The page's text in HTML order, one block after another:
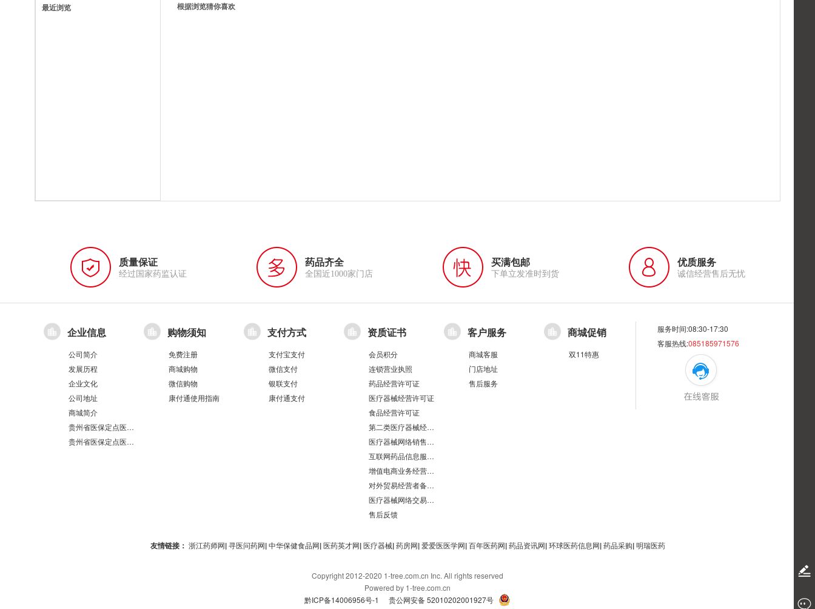
最近浏览 根据浏览猜你喜欢
质量保证
经过国家药监认证
药品齐全
全国近1000家门店
买满包邮
下单立发准时到货
优质服务
诚信经营售后无忧
企业信息
公司简介
发展历程
企业文化
公司地址
商城简介
贵州省医保定点医疗机构医保服务情况表（第551分店）
贵州省医保定点医疗机构医保服务情况表（第100分店）
购物须知
免费注册
商城购物
微信购物
康付通使用指南
支付方式
支付宝支付
微信支付
银联支付
康付通支付
资质证书
会员积分
连锁营业执照
药品经营许可证
医疗器械经营许可证
食品经营许可证
第二类医疗器械经营备案凭证
医疗器械网络销售备案
互联网药品信息服务资格证书
增值电商业务经营许可证
对外贸易经营者备案登记表/海关报关单位注册登记证书
医疗器械网络交易服务第三方平台备案凭证
售后反馈
客户服务
商城客服
门店地址
售后服务
商城促销
双11特惠
服务时间:08:30-17:30
客服热线:085185971576
友情链接： 浙江药师网| 寻医问药网| 中华保健食品网| 医药英才网| 医疗器械| 药房网| 爱爱医医学网| 百年医药网| 药品资讯网| 环球医药信息网| 药品采购| 明瑞医药
Copyright 2012-2020 1-tree.com.cn Inc. All rights reserved
Powered by 1-tree.com.cn
黔ICP备14006956号-1
贵公网安备 52010202001927号